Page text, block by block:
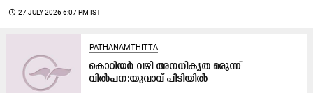
access_time 27 JULY 2026 6:07 PM IST
PATHANAMTHITTA
കൊറിയർ വഴി അനധികൃത മരുന്ന്
വിൽപന:യുവാവ് പിടിയിൽ